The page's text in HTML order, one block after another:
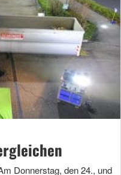
Donnerstag, den 24., und